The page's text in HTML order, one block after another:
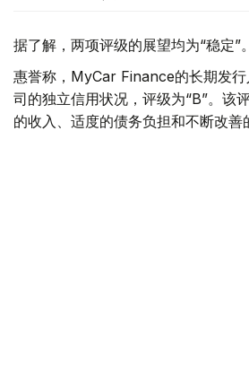
据了解，两项评级的展望均为“稳定”。
惠誉称，MyCar Finance的长期发
司的独立信用状况，评级为“B”。该
的收入、适度的债务负担和不断改善